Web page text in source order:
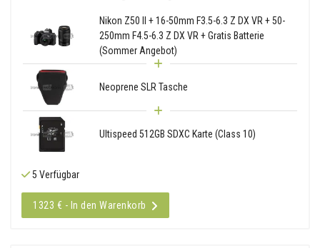
Nikon Z50 II + 16-50mm F3.5-6.3 Z DX VR + 50-
250mm F4.5-6.3 Z DX VR + Gratis Batterie
(Sommer Angebot)
Neoprene SLR Tasche
Ultispeed 512GB SDXC Karte (Class 10)
5 Verfügbar
1323 € - In den Warenkorb